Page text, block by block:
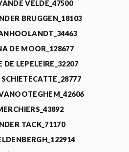
VELDE_47500
BRUGGEN_18103
DE MOOR_128677
DE LEPELEIRE_32207
TACK_71170